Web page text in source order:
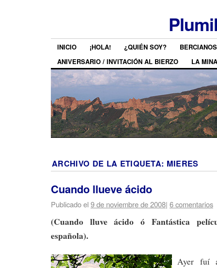
INICIO ¡HOLA! ¿QUIÉN SOY?
ANIVERSARIO / INVITACIÓN AL BIERZO
LA MINA
ARCHIVO DE LA ETIQUETA: MIERES
Cuando llueve ácido
Publicado el9 de noviembre de 2008| 6 comentarios
(Cuando lluve ácido ó Fantástica
española).
Ayer